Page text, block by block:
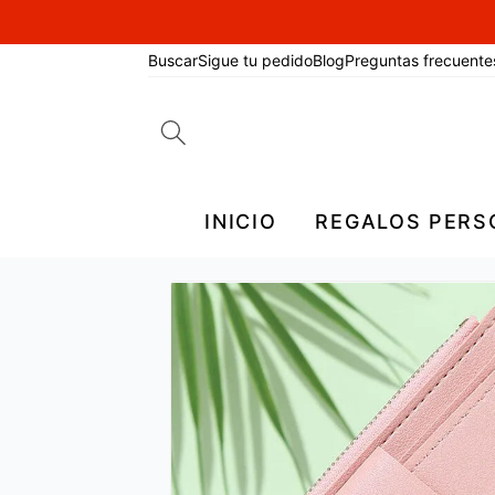
BuscarSigue tu pedidoBlogPreguntas
INICIO REGALOS